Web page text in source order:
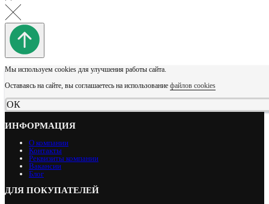
Мы используем cookies для улучшения работы сайта.
Оставаясь на сайте, вы соглашаетесь на использование файлов cookies
ОК
ИНФОРМАЦИЯ
О компании
Контакты
Реквизиты компании
Вакансии
Блог
ДЛЯ ПОКУПАТЕЛЕЙ